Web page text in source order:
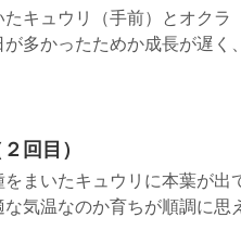
たキュウリ（手前）とオクラ
多かったためか成長が遅く
回目）
をまいたキュウリに本葉が出
気温なのか育ちが順調に思